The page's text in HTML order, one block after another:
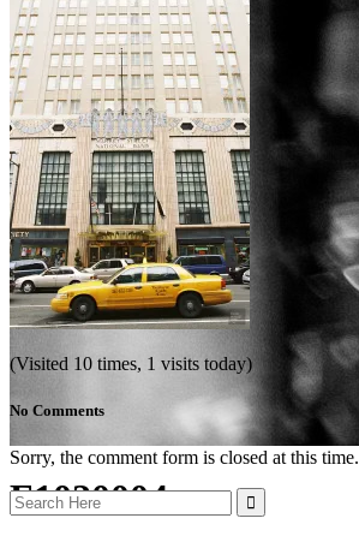
F1020004
(Visited 10 times, 1 visits today)
No Comments
Sorry, the comment form is closed at this time.
Search
for: